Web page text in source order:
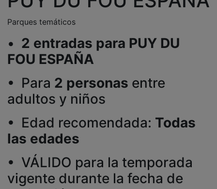
Parques temáticos
• 2 entradas para PUY DU
FOU ESPAÑA
• Para 2 personas entre
adultos y niños
• Edad recomendada: Todas
las edades
• VÁLIDO para la temporada
vigente durante la fecha de